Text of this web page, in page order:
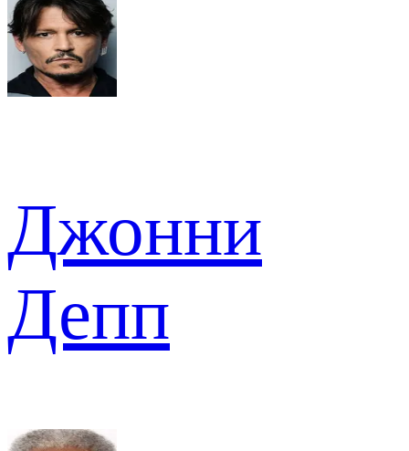
Джонни
Депп